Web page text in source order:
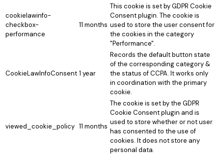
cookielawinfo-
checkbox-
performance
11 months
This cookie is set by GDPR Cookie
Consent plugin. The cookie is
used to store the user consent for
the cookies in the category
"Performance".
CookieLawInfoConsent 1 year
Records the default button state
of the corresponding category &
the status of CCPA. It works only
in coordination with the primary
cookie.
viewed_cookie_policy 11 months
The cookie is set by the GDPR
Cookie Consent plugin and is
used to store whether or not user
has consented to the use of
cookies. It does not store any
personal data.